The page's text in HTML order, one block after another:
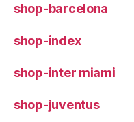
shop-barcelona
shop-index
shop-inter miami
shop-juventus